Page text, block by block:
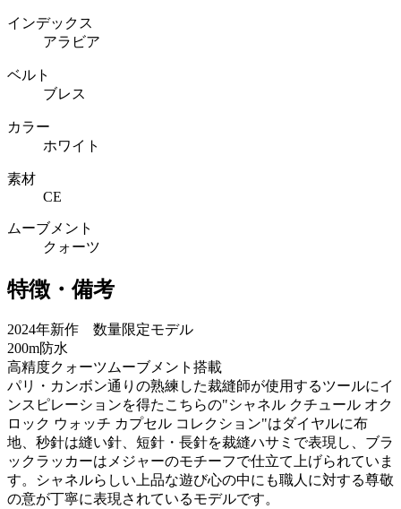
インデックス
アラビア
ベルト
ブレス
カラー
ホワイト
素材
CE
ムーブメント
クォーツ
特徴・備考
2024年新作 数量限定モデル
200m防水
高精度クォーツムーブメント搭載
パリ・カンボン通りの熟練した裁縫師が使用するツールにイ
ンスピレーションを得たこちらの"シャネル クチュール オク
ロック ウォッチ カプセル コレクション"はダイヤルに布
地、秒針は縫い針、短針・長針を裁縫ハサミで表現し、ブラ
ックラッカーはメジャーのモチーフで仕立て上げられていま
す。シャネルらしい上品な遊び心の中にも職人に対する尊敬
の意が丁寧に表現されているモデルです。